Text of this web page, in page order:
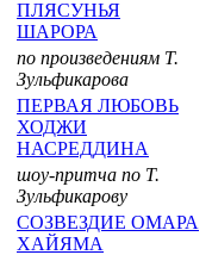
ПЛЯСУНЬЯ
ШАРОРА
по произведениям Т.
Зульфикарова
ПЕРВАЯ ЛЮБОВЬ
ХОДЖИ
НАСРЕДДИНА
шоу-притча по Т.
Зульфикарову
СОЗВЕЗДИЕ ОМАРА
ХАЙЯМА